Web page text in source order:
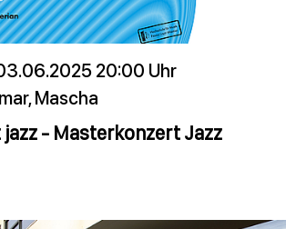
20:00 Uhr
Mascha
jazz - Masterkonzert Jazz